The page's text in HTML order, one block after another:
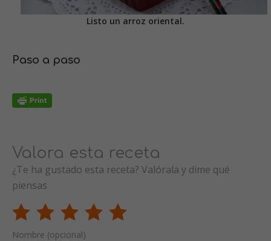
Listo un arroz oriental.
Paso a paso
Valora esta receta
¿Te ha gustado esta receta? Valórala y dime qué
piensas
Nombre (opcional)